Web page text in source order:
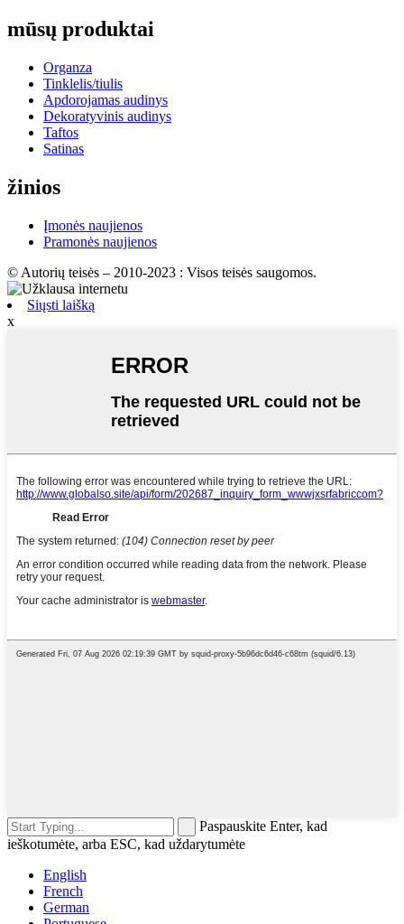
mūsų produktai
Organza
Tinklelis/tiulis
Apdorojamas audinys
Dekoratyvinis audinys
Taftos
Satinas
žinios
Įmonės naujienos
Pramonės naujienos
© Autorių teisės – 2010-2023 : Visos teisės saugomos.
Siųsti laišką
x
Paspauskite Enter, kad
ieškotumėte, arba ESC, kad uždarytumėte
English
French
German